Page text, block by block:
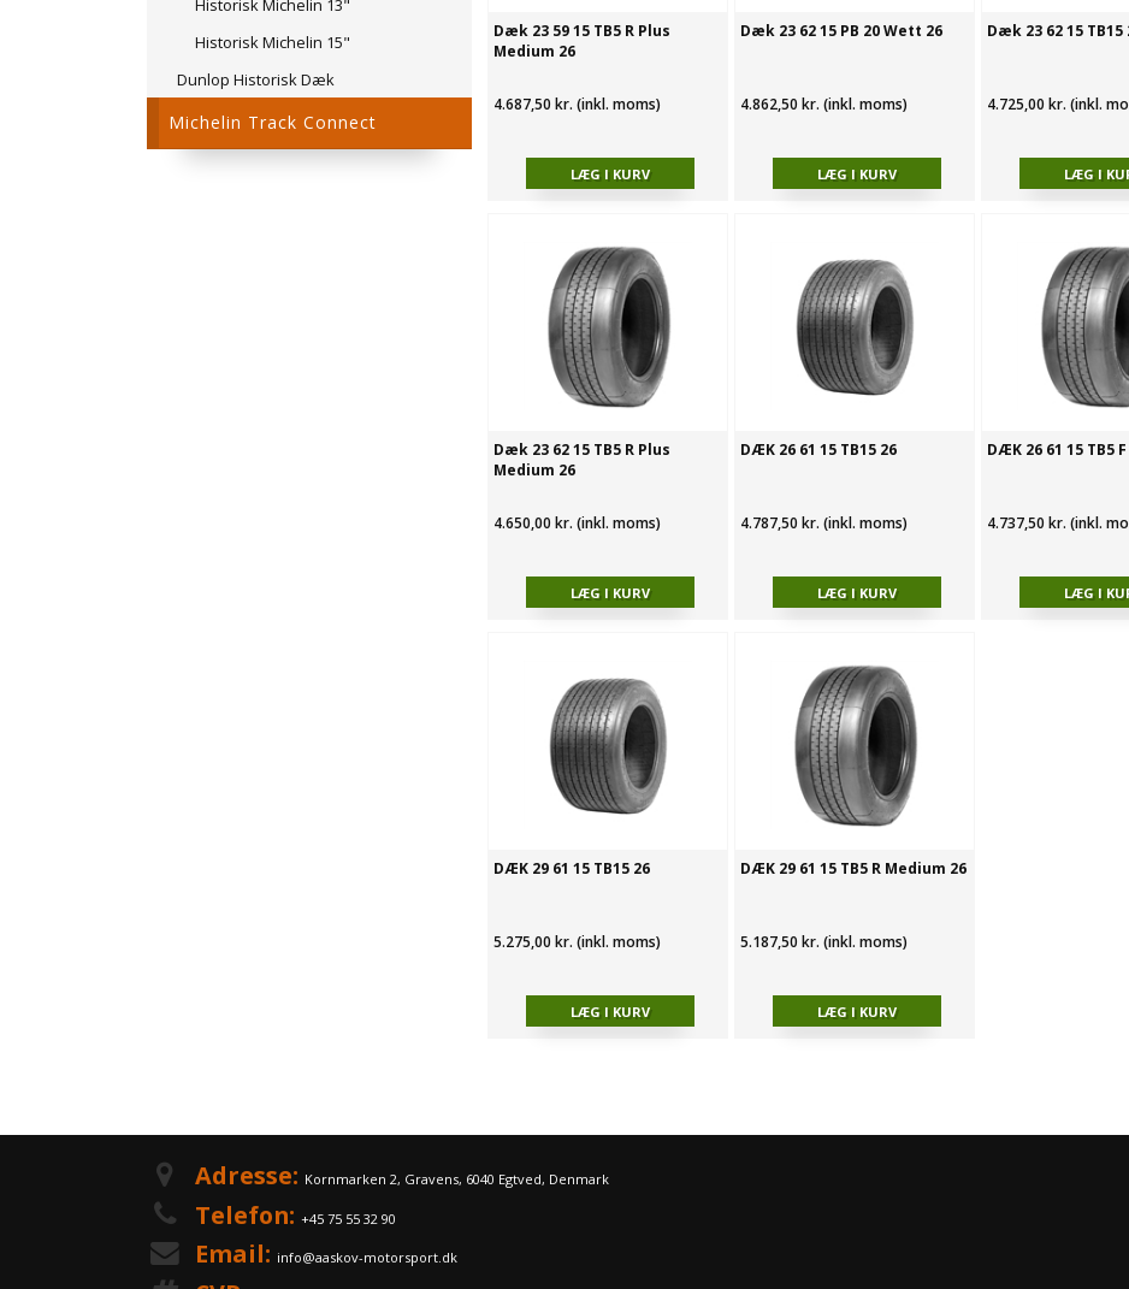
Historisk Michelin 13"
Historisk Michelin 15"
Dunlop Historisk Dæk
Michelin Track Connect
Dæk 23 59 15 TB5 R Plus
Medium 26
4.687,50 kr. (inkl. moms)
Dæk 23 62 15 PB 20 Wett 26
4.862,50 kr. (inkl. moms)
Dæk 23 62 15 TB15
4.725,00 kr. (inkl.
Dæk 23 62 15 TB5 R Plus
Medium 26
4.650,00 kr. (inkl. moms)
DÆK 26 61 15 TB15 26
4.787,50 kr. (inkl. moms)
DÆK 26 61 15 TB5
4.737,50 kr. (inkl.
DÆK 29 61 15 TB15 26
5.275,00 kr. (inkl. moms)
DÆK 29 61 15 TB5 R Medium 26
5.187,50 kr. (inkl. moms)
Adresse: Kornmarken 2, Gravens, 6040 Egtved, Denmark
Telefon: +45 75 55 32 90
Email: info@aaskov-motorsport.dk